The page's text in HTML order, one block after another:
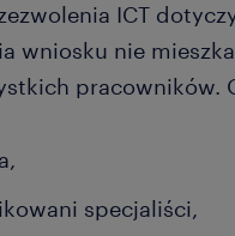
ICT
wniosku nie
pracowników.
specjaliści,